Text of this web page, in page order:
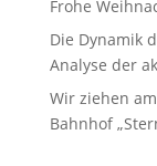
Frohe
Die Dynamik
Analyse der
Wir ziehen
Bahnhof